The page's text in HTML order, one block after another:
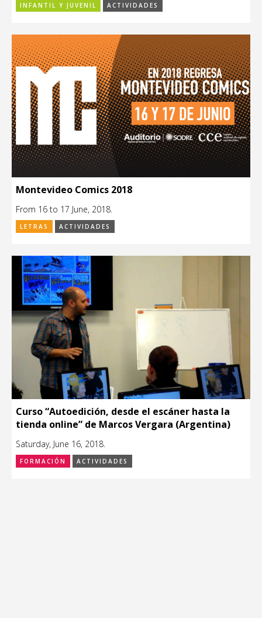
INFANTIL Y JUVENIL ACTIVIDADES
Montevideo Comics 2018
From 16 to 17 June, 2018.
LETRAS ACTIVIDADES
Curso “Autoedición, desde el escáner hasta la
tienda online” de Marcos Vergara (Argentina)
Saturday, June 16, 2018.
FORMACIÓN ACTIVIDADES